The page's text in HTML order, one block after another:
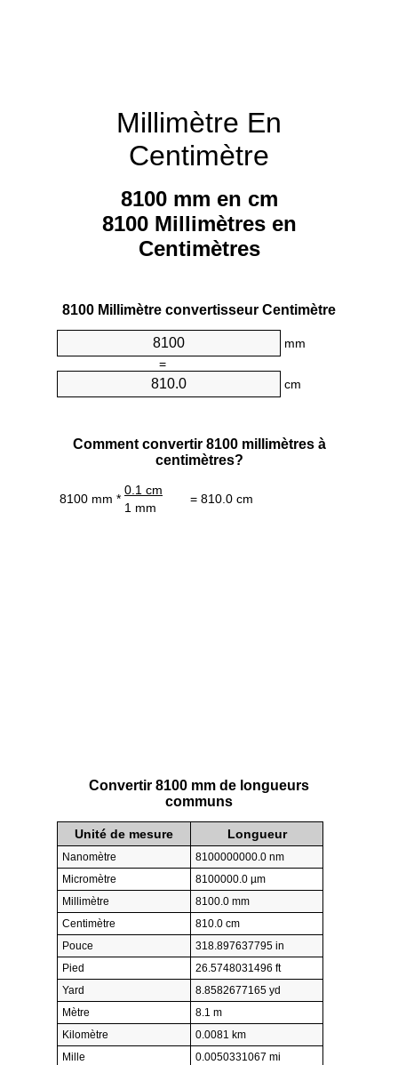
Millimètre En
Centimètre
8100 mm en cm
8100 Millimètres en
Centimètres
8100 Millimètre convertisseur Centimètre
mm
=
cm
Comment convertir 8100 millimètres à
centimètres?
8100 mm *
0.1 cm
= 810.0 cm
1 mm
Convertir 8100 mm de longueurs
communs
Unité de mesure Longueur
Nanomètre
8100000000.0 nm
Micromètre
8100000.0 µm
Millimètre
8100.0 mm
Centimètre
810.0 cm
Pouce
318.897637795 in
Pied
26.5748031496 ft
Yard
8.8582677165 yd
Mètre
8.1 m
Kilomètre
0.0081 km
Mille
0.0050331067 mi